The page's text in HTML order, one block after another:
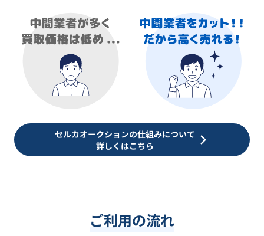
セルカオークションの仕組みについて
詳しくはこちら
ご利用の流れ